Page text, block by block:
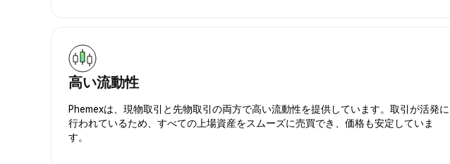
高い流動性
Phemexは、現物取引と先物取引の両方で高い流動性を提供しています。取引が活発に
行われているため、すべての上場資産をスムーズに売買でき、価格も安定していま
す。